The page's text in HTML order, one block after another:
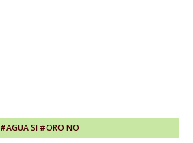
#AGUA SI #ORO NO